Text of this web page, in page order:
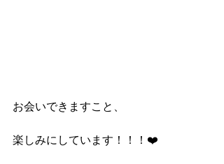
お会いできますこと、
楽しみにしています！！！❤️